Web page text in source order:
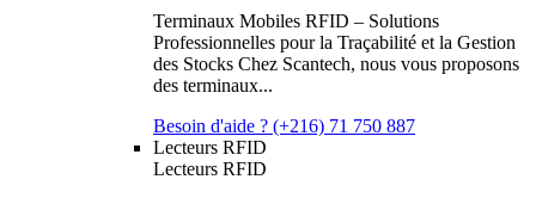
Terminaux Mobiles RFID – Solutions
Professionnelles pour la Traçabilité et la Gestion
des Stocks Chez Scantech, nous vous proposons
des terminaux...
Besoin d'aide ? (+216) 71 750 887
Lecteurs RFID
Lecteurs RFID